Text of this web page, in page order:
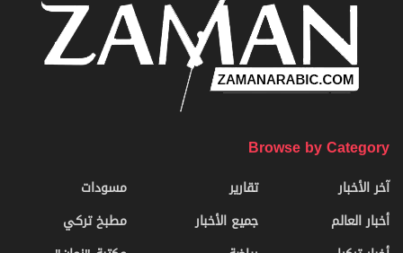
Browse by Category
آخر الأخبار
أخبار العالم
تقارير
جميع الأخبار
مسودات
مطبخ تركي